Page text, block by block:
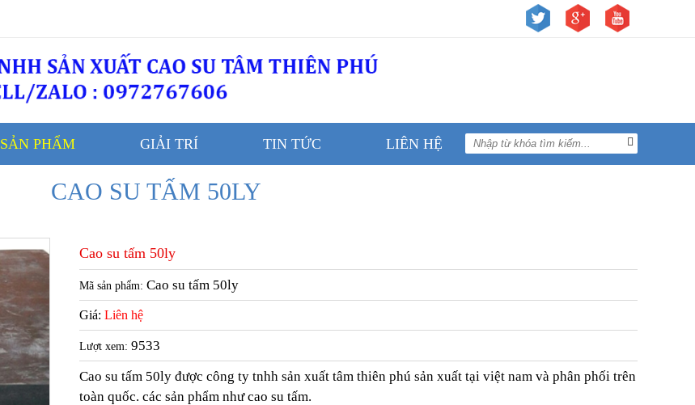
SẢN PHẨM GIẢI TRÍ TIN TỨC LIÊN HỆ
CAO SU TẤM 50LY
Cao su tấm 50ly
Mã sản phẩm: Cao su tấm 50ly
Giá: Liên hệ
Lượt xem: 9533
Cao su tấm 50ly được công ty tnhh sản xuất tâm thiên phú sản xuất tại việt nam và phân phối trên
toàn quốc. các sản phẩm như cao su tấm.